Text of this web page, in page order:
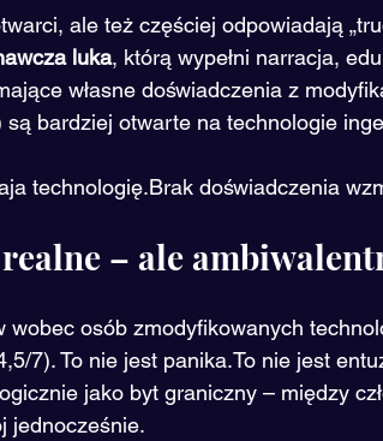
ale też częściej odpowiadają
luka, którą wypełni narracja,
własne doświadczenia z
bardziej otwarte na technologie
technologię.Brak doświadczenia
– ale
wobec osób zmodyfikowanych
7). To nie jest panika.To nie jest
jako byt graniczny – między
jednocześnie.